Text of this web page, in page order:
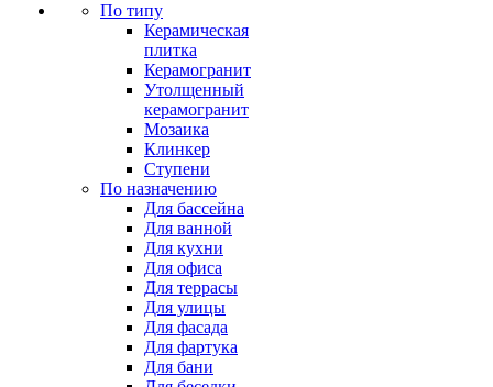
По типу
Керамическая
плитка
Керамогранит
Утолщенный
керамогранит
Мозаика
Клинкер
Ступени
По назначению
Для бассейна
Для ванной
Для кухни
Для офиса
Для террасы
Для улицы
Для фасада
Для фартука
Для бани